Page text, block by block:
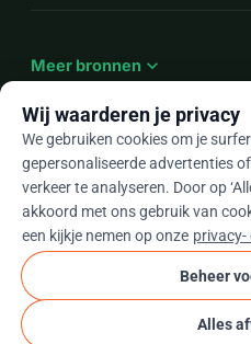
Meer bronnen expand_more
Nlarrow_drop_down
★★★★★ 4,9 / 5 op basis
WhyDonate
Algemene voorwaarden
Wij waarderen je privacy
We gebruiken cookies om je
gepersonaliseerde advertenties
verkeer te analyseren. Door op
akkoord met ons gebruik van
een kijkje nemen op onze privacy-
Beheer
Alles